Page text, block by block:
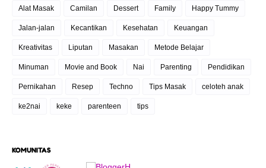
Alat Masak Camilan Dessert Family Happy Tummy
Jalan-jalan Kecantikan Kesehatan Keuangan
Kreativitas Liputan Masakan Metode Belajar
Minuman Movie and Book Nai Parenting Pendidikan
Pernikahan Resep Techno Tips Masak celoteh anak
ke2nai keke parenteen tips
KOMUNITAS